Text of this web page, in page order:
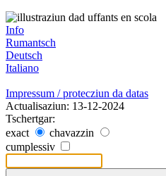
Info
Rumantsch
Deutsch
Italiano
Impressum / protecziun da datas
Actualisaziun: 13-12-2024
Tschertgar:
exact
chavazzin
cumplessiv